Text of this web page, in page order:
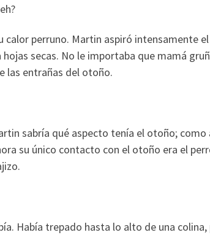
perruno. Martin aspiró intensamente
secas. No le importaba que mamá
las entrañas del otoño.
sabría qué aspecto tenía el otoño; como
su único contacto con el otoño era el
Había trepado hasta lo alto de una colina,